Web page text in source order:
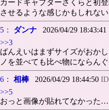
カードキャプターさくらと初
させるような感じかもしれない
5： ダンナ 2026/04/29 18:43:41
>>3
ばんえいはまずサイズがおか
ノを並べても比べ物にならん
6： 相棒2026/04/29 18:44:50
>>5
おっと画像が貼れてなかった…